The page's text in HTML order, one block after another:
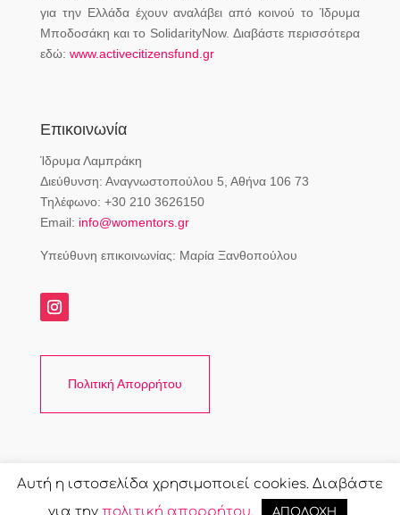
για την Ελλάδα έχουν αναλάβει από κοινού το Ίδρυμα
Μποδοσάκη και το SolidarityNow. Διαβάστε περισσότερα
εδώ: www.activecitizensfund.gr
Επικοινωνία
Ίδρυμα Λαμπράκη
Διεύθυνση: Αναγνωστοπούλου 5, Αθήνα 106 73
Τηλέφωνο: +30 210 3626150
Email: info@womentors.gr
Υπεύθυνη επικοινωνίας: Μαρία Ξανθοπούλου
Πολιτική Απορρήτου
Αυτή η ιστοσελίδα χρησιμοποιεί cookies. Διαβάστε
για την πολιτική απορρήτου. ΑΠΟΔΟΧΗ